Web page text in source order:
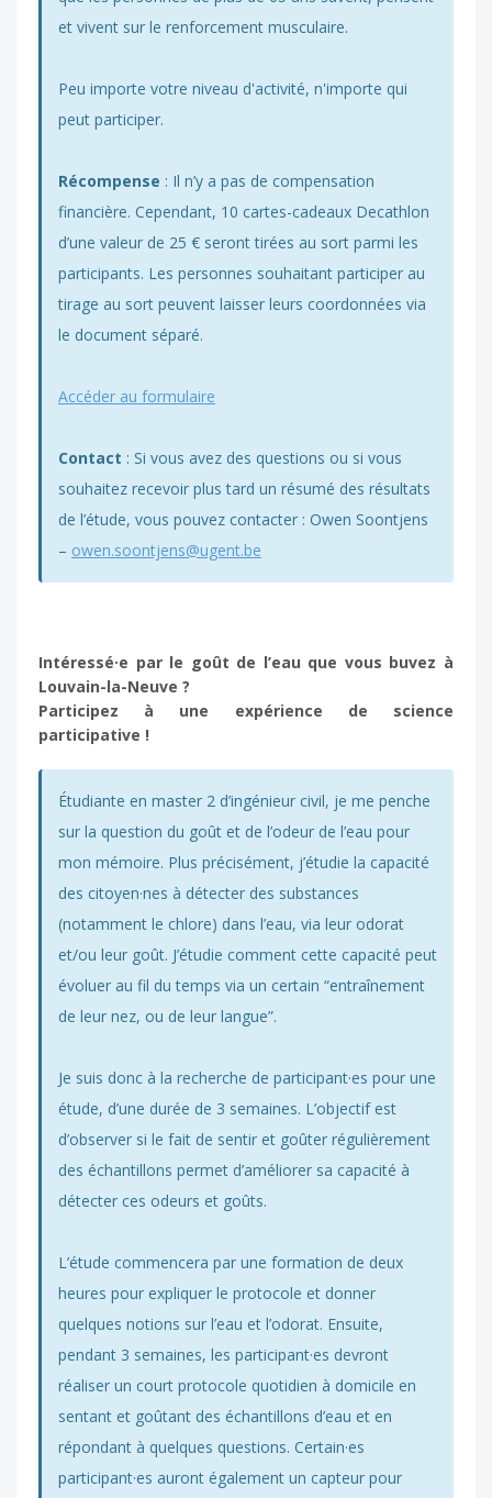
et vivent sur le renforcement musculaire.
Peu importe votre niveau d'activité, n'importe qui
peut participer.
Récompense : Il n’y a pas de compensation
financière. Cependant, 10 cartes-cadeaux Decathlon
d’une valeur de 25 € seront tirées au sort parmi les
participants. Les personnes souhaitant participer au
tirage au sort peuvent laisser leurs coordonnées via
le document séparé.
Accéder au formulaire
Contact : Si vous avez des questions ou si vous
souhaitez recevoir plus tard un résumé des résultats
de l’étude, vous pouvez contacter : Owen Soontjens
– owen.soontjens@ugent.be
Intéressé·e par le goût de l’eau que vous buvez à
Louvain-la-Neuve ?
Participez à une expérience de science
participative !
Étudiante en master 2 d’ingénieur civil, je me penche
sur la question du goût et de l’odeur de l’eau pour
mon mémoire. Plus précisément, j’étudie la capacité
des citoyen·nes à détecter des substances
(notamment le chlore) dans l’eau, via leur odorat
et/ou leur goût. J’étudie comment cette capacité peut
évoluer au fil du temps via un certain “entraînement
de leur nez, ou de leur langue”.
Je suis donc à la recherche de participant·es pour une
étude, d’une durée de 3 semaines. L’objectif est
d’observer si le fait de sentir et goûter régulièrement
des échantillons permet d’améliorer sa capacité à
détecter ces odeurs et goûts.
L’étude commencera par une formation de deux
heures pour expliquer le protocole et donner
quelques notions sur l’eau et l’odorat. Ensuite,
pendant 3 semaines, les participant·es devront
réaliser un court protocole quotidien à domicile en
sentant et goûtant des échantillons d’eau et en
répondant à quelques questions. Certain·es
participant·es auront également un capteur pour